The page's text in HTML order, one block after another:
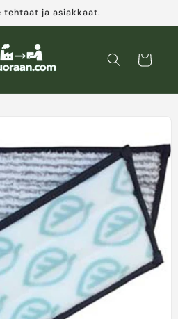
tehtaat ja asiakkaat.
Ostoskori